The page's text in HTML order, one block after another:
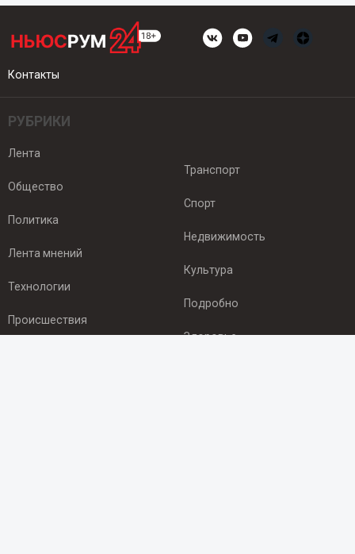
Контакты
РУБРИКИ
Лента
Общество
Политика
Лента мнений
Технологии
Происшествия
Транспорт
Спорт
Недвижимость
Культура
Подробно
Здоровье